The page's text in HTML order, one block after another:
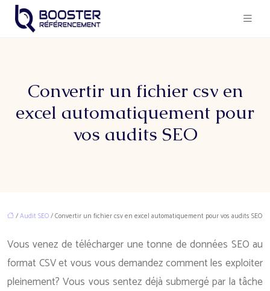
Convertir un fichier csv en
excel automatiquement pour
vos audits SEO
/Audit SEO/ Convertir un fichier csv en excel automatiquement pour vos audits SEO
Vous venez de télécharger une tonne de données SEO au
format CSV et vous vous demandez comment les exploiter
pleinement? Vous vous sentez déjà submergé par la tâche